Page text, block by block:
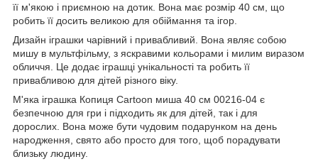
її м'якою і приємною на дотик. Вона має розмір 40 см, що
робить її досить великою для обіймання та ігор.
Дизайн іграшки чарівний і привабливий. Вона являє собою
мишу в мультфільму, з яскравими кольорами і милим виразом
обличчя. Це додає іграшці унікальності та робить її
привабливою для дітей різного віку.
М'яка іграшка Копиця Cartoon миша 40 см 00216-04 є
безпечною для гри і підходить як для дітей, так і для
дорослих. Вона може бути чудовим подарунком на день
народження, свято або просто для того, щоб порадувати
близьку людину.